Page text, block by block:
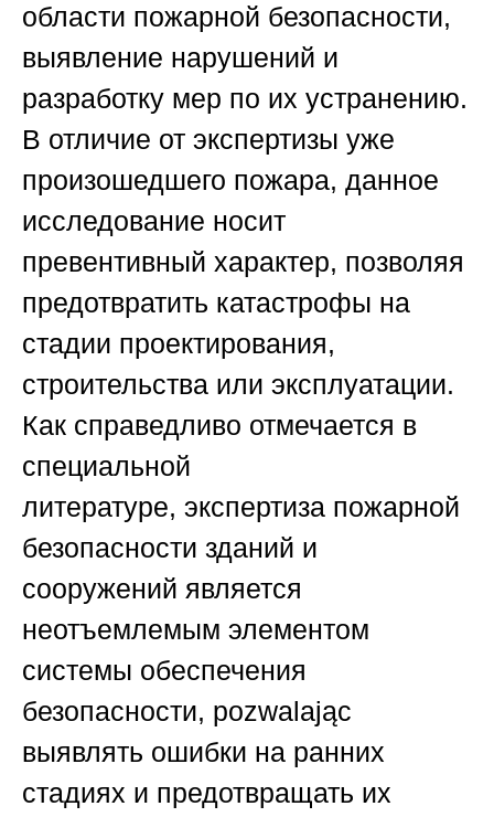
области пожарной безопасности,
выявление нарушений и
разработку мер по их устранению.
В отличие от экспертизы уже
произошедшего пожара, данное
исследование носит
превентивный характер, позволяя
предотвратить катастрофы на
стадии проектирования,
строительства или эксплуатации.
Как справедливо отмечается в
специальной
литературе, экспертиза пожарной
безопасности зданий и
сооружений является
неотъемлемым элементом
системы обеспечения
безопасности, pozwalając
выявлять ошибки на ранних
стадиях и предотвращать их